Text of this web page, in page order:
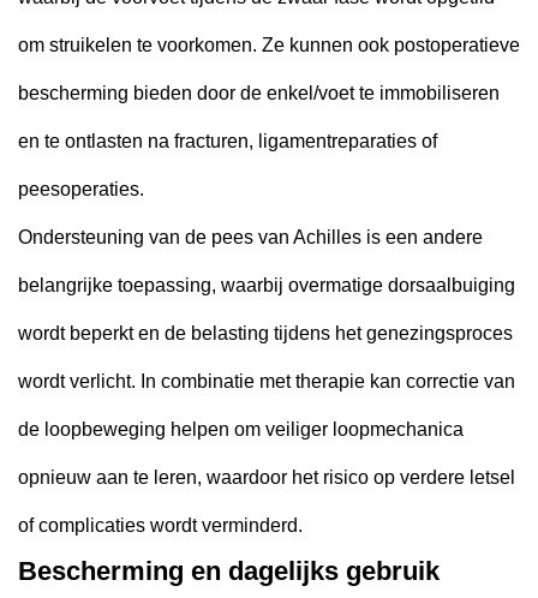
om struikelen te voorkomen. Ze kunnen ook postoperatieve
bescherming bieden door de enkel/voet te immobiliseren
en te ontlasten na fracturen, ligamentreparaties of
peesoperaties.
Ondersteuning van de pees van Achilles is een andere
belangrijke toepassing, waarbij overmatige dorsaalbuiging
wordt beperkt en de belasting tijdens het genezingsproces
wordt verlicht. In combinatie met therapie kan correctie van
de loopbeweging helpen om veiliger loopmechanica
opnieuw aan te leren, waardoor het risico op verdere letsel
of complicaties wordt verminderd.
Bescherming en dagelijks gebruik